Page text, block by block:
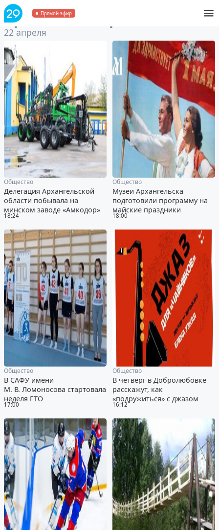
Прямой эфир
Архивза 22 апреля 2024
22 апреля
18:24
Общество
Делегация Архангельской
области побывала на
минском заводе «Амкодор»
18:00
Общество
Музеи Архангельска
подготовили программу на
майские праздники
17:00
Общество
В САФУ имени
М. В. Ломоносова стартовала
неделя ГТО
16:12
Общество
В четверг в Добролюбовке
расскажут, как
«подружиться» с джазом